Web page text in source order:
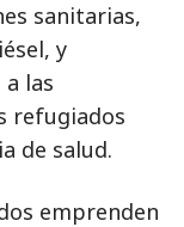
sanitarias,
y
las
refugiados
de salud.
emprenden